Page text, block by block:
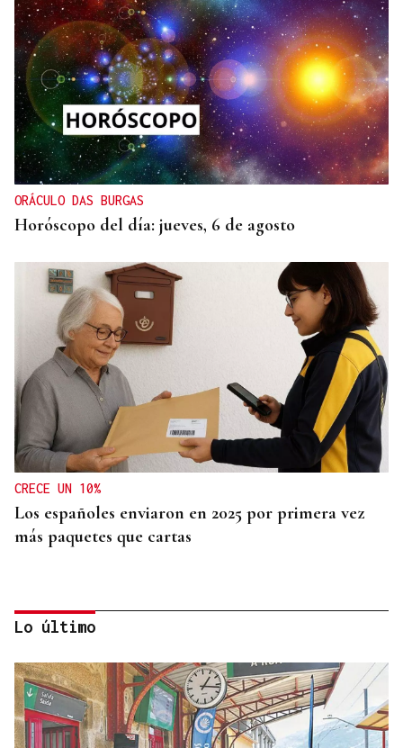
ORÁCULO DAS BURGAS
Horóscopo del día: jueves, 6 de agosto
CRECE UN 10%
Los españoles enviaron en 2025 por primera vez
más paquetes que cartas
Lo último